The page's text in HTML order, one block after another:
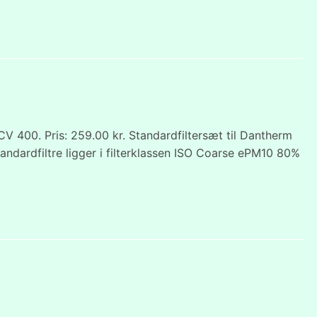
400. Pris: 259.00 kr. Standardfiltersæt til Dantherm
ligger i filterklassen ISO Coarse ePM10 80%